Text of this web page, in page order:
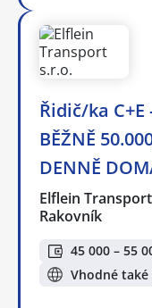
Řidič/ka C+E
BĚŽNĚ
DENNĚ
Elflein
Rakovník
45 000 – 55
Vhodné